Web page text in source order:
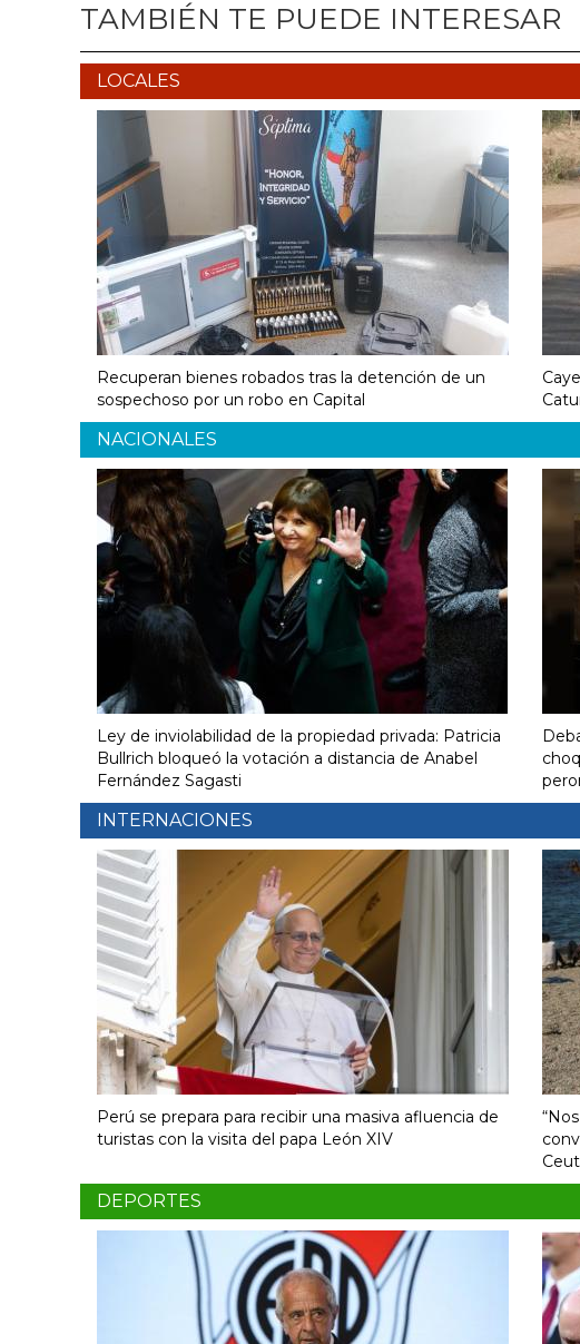
TAMBIÉN TE PUEDE INTERESAR
LOCALES
Recuperan bienes robados tras la detención de un
sospechoso por un robo en Capital
NACIONALES
Ley de inviolabilidad de la propiedad privada: Patricia
Bullrich bloqueó la votación a distancia de Anabel
Fernández Sagasti
INTERNACIONES
Perú se prepara para recibir una masiva afluencia de
turistas con la visita del papa León XIV
DEPORTES